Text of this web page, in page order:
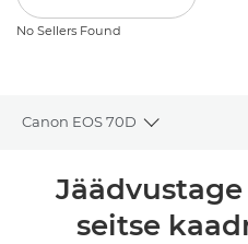
No Sellers Found
Canon EOS 70D
Toggle
Ülevaade
Tehnilised andmed
seitse